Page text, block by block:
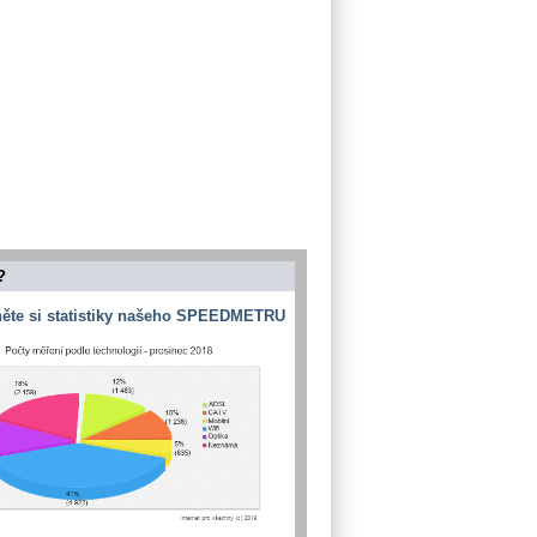
si statistiky našeho SPEEDMETRU